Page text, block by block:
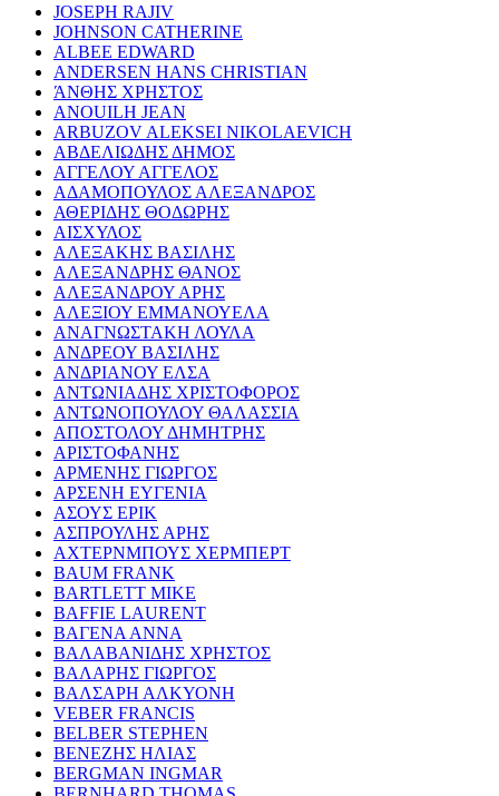
JOSEPH RAJIV
JOHNSON CATHERINE
ALBEE EDWARD
ANDERSEN HANS CHRISTIAN
ΆΝΘΗΣ ΧΡΗΣΤΟΣ
ANOUILH JEAN
ARBUZOV ALEKSEI NIKOLAEVICH
ΑΒΔΕΛΙΩΔΗΣ ΔΗΜΟΣ
ΑΓΓΕΛΟΥ ΑΓΓΕΛΟΣ
ΑΔΑΜΟΠΟΥΛΟΣ ΑΛΕΞΑΝΔΡΟΣ
ΑΘΕΡΙΔΗΣ ΘΟΔΩΡΗΣ
ΑΙΣΧΥΛΟΣ
ΑΛΕΞΑΚΗΣ ΒΑΣΙΛΗΣ
ΑΛΕΞΑΝΔΡΗΣ ΘΑΝΟΣ
ΑΛΕΞΑΝΔΡΟΥ ΑΡΗΣ
ΑΛΕΞΙΟΥ ΕΜΜΑΝΟΥΕΛΑ
ΑΝΑΓΝΩΣΤΑΚΗ ΛΟΥΛΑ
ΑΝΔΡΕΟΥ ΒΑΣΙΛΗΣ
ΑΝΔΡΙΑΝΟΥ ΕΛΣΑ
ΑΝΤΩΝΙΑΔΗΣ ΧΡΙΣΤΟΦΟΡΟΣ
ΑΝΤΩΝΟΠΟΥΛΟΥ ΘΑΛΑΣΣΙΑ
ΑΠΟΣΤΟΛΟΥ ΔΗΜΗΤΡΗΣ
ΑΡΙΣΤΟΦΑΝΗΣ
ΑΡΜΕΝΗΣ ΓΙΩΡΓΟΣ
ΑΡΣΕΝΗ ΕΥΓΕΝΙΑ
ΑΣΟΥΣ ΕΡΙΚ
ΑΣΠΡΟΥΛΗΣ ΑΡΗΣ
ΑΧΤΕΡΝΜΠΟΥΣ ΧΕΡΜΠΕΡΤ
BAUM FRANK
BARTLETT MIKE
BAFFIE LAURENT
ΒΑΓΕΝΑ ΑΝΝΑ
ΒΑΛΑΒΑΝΙΔΗΣ ΧΡΗΣΤΟΣ
ΒΑΛΑΡΗΣ ΓΙΩΡΓΟΣ
ΒΑΛΣΑΡΗ ΑΛΚΥΟΝΗ
VEBER FRANCIS
BELBER STEPHEN
ΒΕΝΕΖΗΣ ΗΛΙΑΣ
BERGMAN INGMAR